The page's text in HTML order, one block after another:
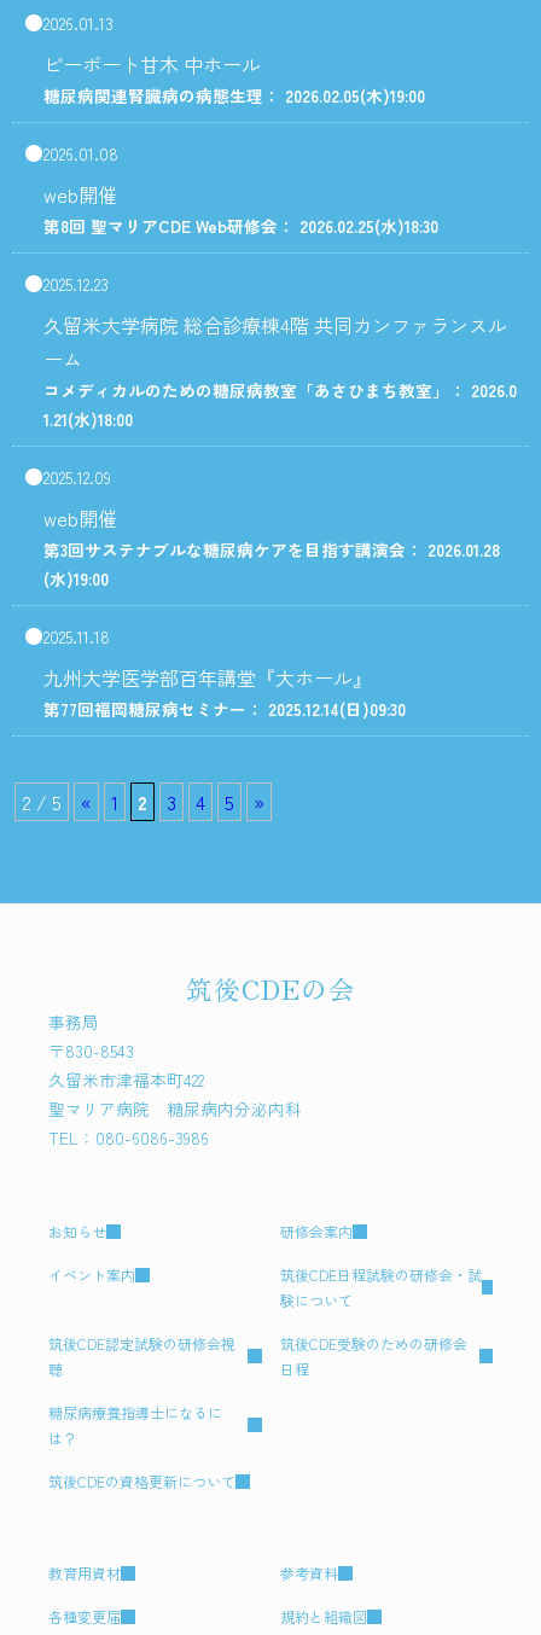
2026.01.13
ピーポート甘木 中ホール
糖尿病関連腎臓病の病態生理： 2026.02.05(木)19:00
2026.01.08
web開催
第8回 聖マリアCDE Web研修会： 2026.02.25(水)18:30
2025.12.23
久留米大学病院 総合診療棟4階 共同カンファランスル
ーム
コメディカルのための糖尿病教室「あさひまち教室」： 2026.0
1.21(水)18:00
2025.12.09
web開催
第3回サステナブルな糖尿病ケアを目指す講演会： 2026.01.28
(水)19:00
2025.11.18
九州大学医学部百年講堂『大ホール』
第77回福岡糖尿病セミナー： 2025.12.14(日)09:30
2 / 5 « 1 2 3 4 5 »
筑後CDEの会
事務局
〒830-8543
久留米市津福本町422
聖マリア病院 糖尿病内分泌内科
TEL：080-6086-3986
お知らせ 研修会案内
イベント案内
筑後CDE日程試験の研修会・試
験について
筑後CDE認定試験の研修会視
聴
筑後CDE受験のための研修会
日程
糖尿病療養指導士になるに
は？
筑後CDEの資格更新について
教育用資材 参考資料
各種変更届 規約と組織図